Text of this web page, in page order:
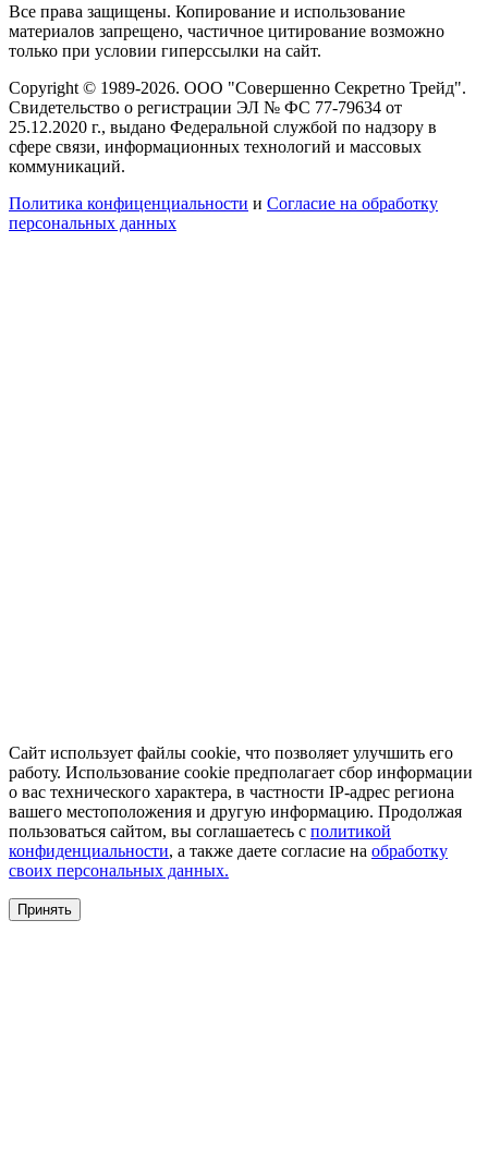
Все права защищены. Копирование и использование
материалов запрещено, частичное цитирование возможно
только при условии гиперссылки на сайт.
Copyright © 1989-2026. ООО "Совершенно Секретно Трейд".
Свидетельство о регистрации ЭЛ № ФС 77-79634 от
25.12.2020 г., выдано Федеральной службой по надзору в
сфере связи, информационных технологий и массовых
коммуникаций.
Политика конфиценциальности и Согласие на обработку
персональных данных
Сайт использует файлы cookie, что позволяет улучшить его
работу. Использование cookie предполагает сбор информации
о вас технического характера, в частности IP-адрес региона
вашего местоположения и другую информацию. Продолжая
пользоваться сайтом, вы соглашаетесь с политикой
конфиденциальности, а также даете согласие на обработку
своих персональных данных.
Принять